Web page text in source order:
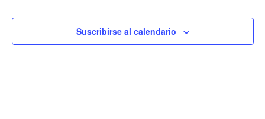
Suscribirse al calendario